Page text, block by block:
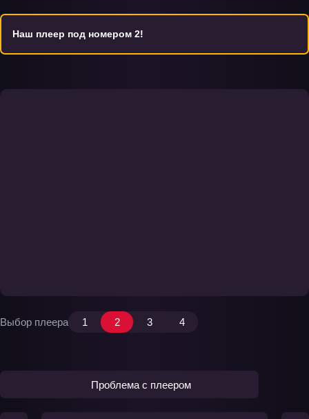
Наш плеер под номером 2!
Выбор плеера 1 2 3 4
Проблема с плеером